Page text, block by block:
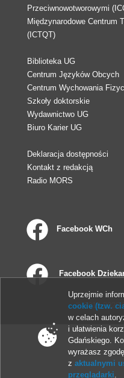
Przeciwnowotworowymi
Międzynarodowe Centrum
(ICTQT)
Biblioteka UG
Centrum Języków Obcych
Centrum Wychowania
Szkoły doktorskie
Wydawnictwo UG
Biuro Karier UG
Deklaracja dostępności
Kontakt z redakcją
Radio MORS
Facebook WCh
Facebook
© 2013-2026
Uprzejmie
cookie (tzw.
w celach
i ułatwienia
Gdańskiego.
wyrażasz
zaktualnymi
przeglądarki.